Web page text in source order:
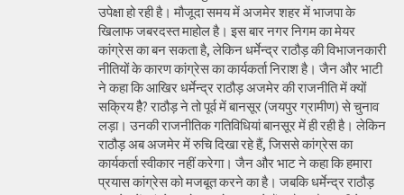
उपेक्षा हो रही है। मौजूदा समय में अजमेर शहर में भाजपा के
खिलाफ जबरदस्त माहोल है। इस बार नगर निगम का मेयर
कांग्रेस का बन सकता है, लेकिन धर्मेन्द्र राठौड़ की विभाजनकारी
नीतियों के कारण कांग्रेस का कार्यकर्ता निराश है। जैन और भाटी
ने कहा कि आखिर धर्मेन्द्र राठौड़ अजमेर की राजनीति में क्यों
सक्रिय हैै? राठौड़ ने तो पूर्व में बानसूर (जयपुर ग्रामीण) से चुनाव
लड़ा। उनकी राजनीतिक गतिविधियां बानसूर में ही रही है। लेकिन
राठौड़ अब अजमेर में रुचि दिखा रहे हैं, जिससे कांग्रेस का
कार्यकर्ता स्वीकार नहीं करेगा। जैन और भाट ने कहा कि हमारा
प्रयास कांग्रेस को मजबूत करने का है। जबकि धर्मेन्द्र राठौड़